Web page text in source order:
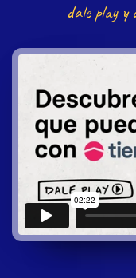
dale play y